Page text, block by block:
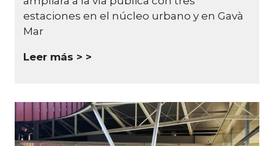
estaciones en el núcleo urbano y en Gavà
Mar
Leer más >